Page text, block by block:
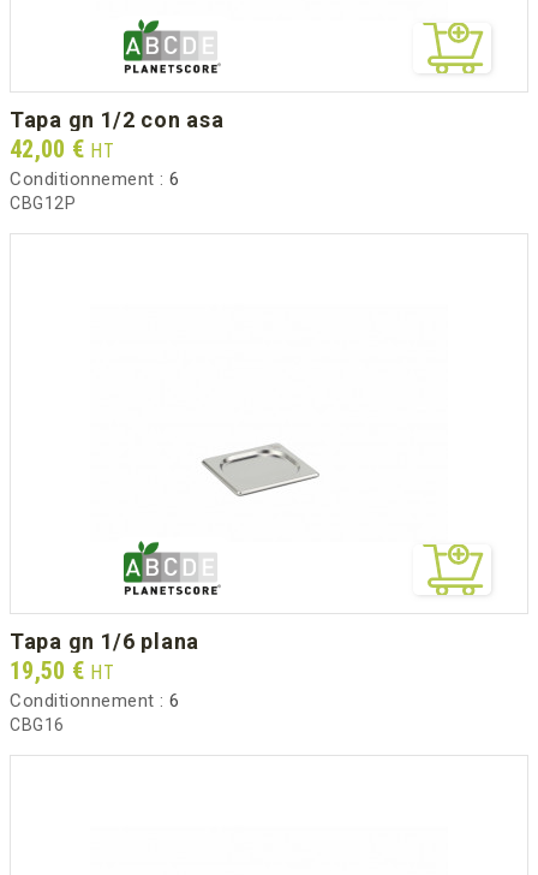
tapa gn 1/2 con asa
Prix
42,00 € HT
Conditionnement : 6
CBG12P
tapa gn 1/6 plana
Prix
19,50 € HT
Conditionnement : 6
CBG16